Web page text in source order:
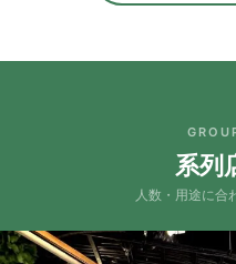
系列
人数・用途に合